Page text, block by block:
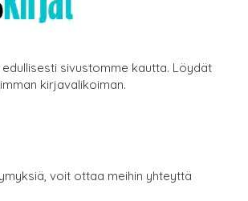
sivustomme kautta. Löydät
kirjavalikoiman.
voit ottaa meihin yhteyttä